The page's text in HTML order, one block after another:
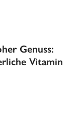
Genuss:
Vitamin